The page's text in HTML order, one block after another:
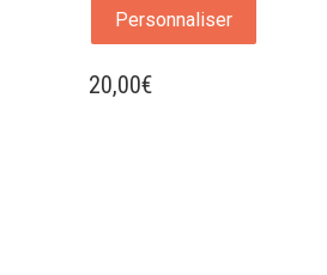
Personnaliser
20,00€